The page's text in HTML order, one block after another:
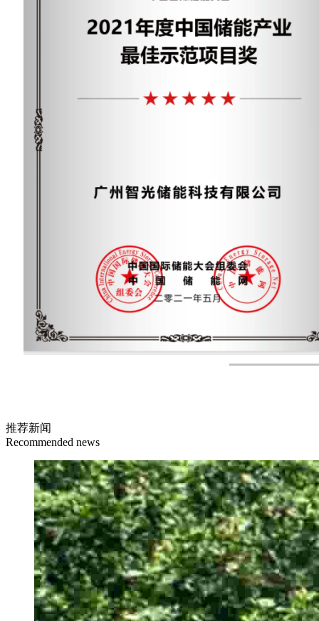
推荐新闻
Recommended news